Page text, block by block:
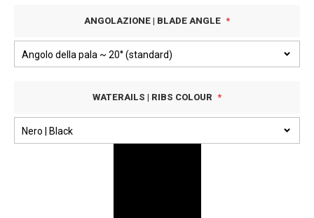
ANGOLAZIONE | BLADE ANGLE
WATERAILS | RIBS COLOUR